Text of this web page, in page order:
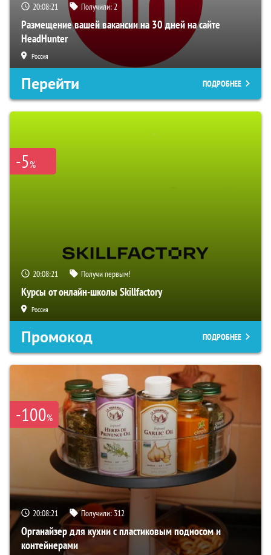
20:08:20 Получили:2
Размещение вашей вакансии на 30 дней на сайте
HeadHunter
Россия
Перейти ПОДРОБНЕЕ
-5%
20:08:20 Получи первым!
Курсы от онлайн-школы Skillfactory
Россия
Промокод ПОДРОБНЕЕ
-100%
20:08:20 Получили: 312
Органайзер для кухни с пластиковым подносом и
контейнерами